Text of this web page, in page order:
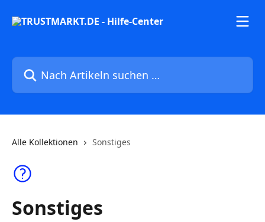
Nach Artikeln suchen …
Alle Kollektionen Sonstiges
Sonstiges